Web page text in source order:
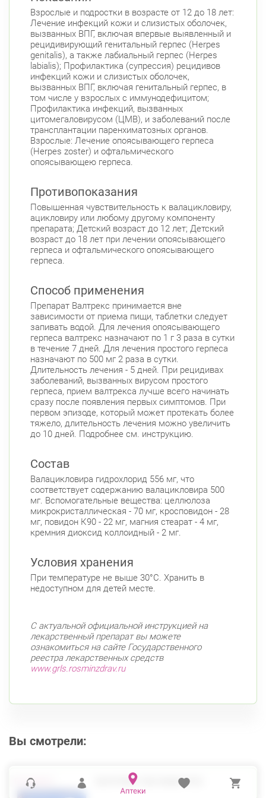
Взрослые и подростки в возрасте от 12 до 18 лет:
Лечение инфекций кожи и слизистых оболочек,
вызванных ВПГ, включая впервые выявленный и
рецидивирующий генитальный герпес (Herpes
genitalis), а также лабиальный герпес (Herpes
labialis); Профилактика (супрессия) рецидивов
инфекций кожи и слизистых оболочек,
вызванных ВПГ, включая генитальный герпес, в
том числе у взрослых с иммунодефицитом;
Профилактика инфекций, вызванных
цитомегаловирусом (ЦМВ), и заболеваний после
трансплантации паренхиматозных opганов.
Взрослые: Лечение опоясывающего герпеса
(Herpes zoster) и офтальмического
опоясывающею герпеса.
Противопоказания
Повышенная чувствительность к валацикловиру,
ацикловиру или любому другому компоненту
препарата; Детский возраст до 12 лет; Детский
возраст до 18 лет при лечении опоясывающего
герпеса и офтальмического опоясывающего
герпеса.
Способ применения
Препарат Валтрекс принимается вне
зависимости от приема пищи, таблетки следует
запивать водой. Для лечения опоясывающего
герпеса валтрекс назначают по 1 г 3 раза в сутки
в течение 7 дней. Для лечения простого герпеса
назначают по 500 мг 2 раза в сутки.
Длительность лечения - 5 дней. При рецидивах
заболеваний, вызванных вирусом простого
герпеса, прием валтрекса лучше всего начинать
сразу после появления первых симптомов. При
первом эпизоде, который может протекать более
тяжело, длительность лечения можно увеличить
до 10 дней. Подробнее см. инструкцию.
Состав
Валацикловира гидрохлорид 556 мг, что
соответствует содержанию валацикловира 500
мг. Вспомогательные вещества: целлюлоза
микрокристаллическая - 70 мг, кросповидон - 28
мг, повидон К90 - 22 мг, магния стеарат - 4 мг,
кремния диоксид коллоидный - 2 мг.
Условия хранения
При температуре не выше 30°С. Хранить в
недоступном для детей месте.
С актуальной официальной инструкцией на
лекарственный препарат вы можете
ознакомиться на сайте Государственного
реестра лекарственных средств
www.grls.rosminzdrav.ru
Вы смотрели:
ВАЛТРЕКС ТАБ 500МГ №42